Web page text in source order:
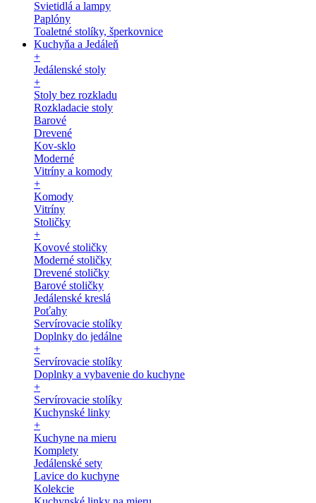
Svietidlá a lampy
Paplóny
Toaletné stolíky, šperkovnice
Kuchyňa a Jedáleň
+
Jedálenské stoly
+
Stoly bez rozkladu
Rozkladacie stoly
Barové
Drevené
Kov-sklo
Moderné
Vitríny a komody
+
Komody
Vitríny
Stoličky
+
Kovové stoličky
Moderné stoličky
Drevené stoličky
Barové stoličky
Jedálenské kreslá
Poťahy
Servírovacie stolíky
Doplnky do jedálne
+
Servírovacie stolíky
Doplnky a vybavenie do kuchyne
+
Servírovacie stolíky
Kuchynské linky
+
Kuchyne na mieru
Komplety
Jedálenské sety
Lavice do kuchyne
Kolekcie